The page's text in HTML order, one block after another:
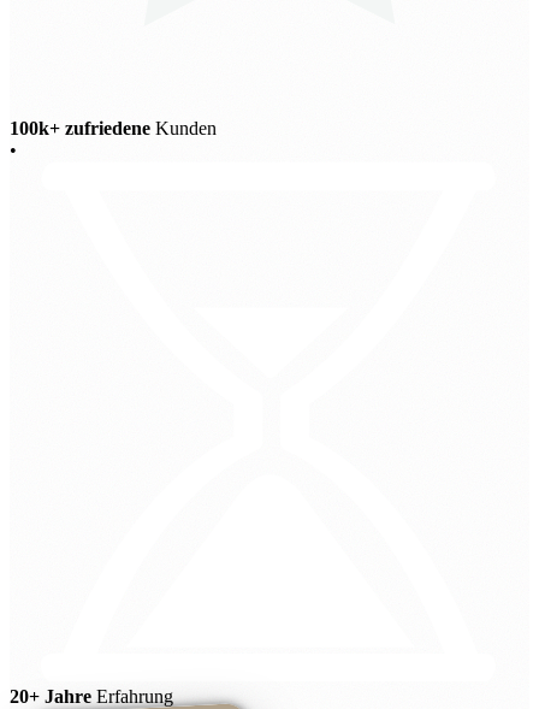
100k+ zufriedene Kunden
•
20+ Jahre Erfahrung